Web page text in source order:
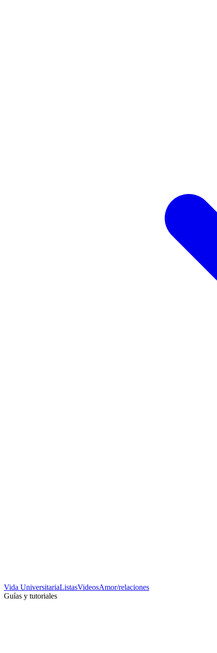
Vida UniversitariaListasVideosAmor/relaciones
Guías y tutoriales